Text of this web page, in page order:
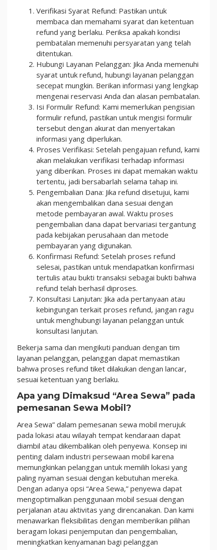
Verifikasi Syarat Refund: Pastikan untuk
membaca dan memahami syarat dan ketentuan
refund yang berlaku. Periksa apakah kondisi
pembatalan memenuhi persyaratan yang telah
ditentukan.
Hubungi Layanan Pelanggan: Jika Anda memenuhi
syarat untuk refund, hubungi layanan pelanggan
secepat mungkin. Berikan informasi yang lengkap
mengenai reservasi Anda dan alasan pembatalan.
Isi Formulir Refund: Kami memerlukan pengisian
formulir refund, pastikan untuk mengisi formulir
tersebut dengan akurat dan menyertakan
informasi yang diperlukan.
Proses Verifikasi: Setelah pengajuan refund, kami
akan melakukan verifikasi terhadap informasi
yang diberikan. Proses ini dapat memakan waktu
tertentu, jadi bersabarlah selama tahap ini.
Pengembalian Dana: Jika refund disetujui, kami
akan mengembalikan dana sesuai dengan
metode pembayaran awal. Waktu proses
pengembalian dana dapat bervariasi tergantung
pada kebijakan perusahaan dan metode
pembayaran yang digunakan.
Konfirmasi Refund: Setelah proses refund
selesai, pastikan untuk mendapatkan konfirmasi
tertulis atau bukti transaksi sebagai bukti bahwa
refund telah berhasil diproses.
Konsultasi Lanjutan: Jika ada pertanyaan atau
kebingungan terkait proses refund, jangan ragu
untuk menghubungi layanan pelanggan untuk
konsultasi lanjutan.
Bekerja sama dan mengikuti panduan dengan tim
layanan pelanggan, pelanggan dapat memastikan
bahwa proses refund tiket dilakukan dengan lancar,
sesuai ketentuan yang berlaku.
Apa yang Dimaksud “Area Sewa” pada
pemesanan Sewa Mobil?
Area Sewa” dalam pemesanan sewa mobil merujuk
pada lokasi atau wilayah tempat kendaraan dapat
diambil atau dikembalikan oleh penyewa. Konsep ini
penting dalam industri persewaan mobil karena
memungkinkan pelanggan untuk memilih lokasi yang
paling nyaman sesuai dengan kebutuhan mereka.
Dengan adanya opsi “Area Sewa,” penyewa dapat
mengoptimalkan penggunaan mobil sesuai dengan
perjalanan atau aktivitas yang direncanakan. Dan kami
menawarkan fleksibilitas dengan memberikan pilihan
beragam lokasi penjemputan dan pengembalian,
meningkatkan kenyamanan bagi pelanggan